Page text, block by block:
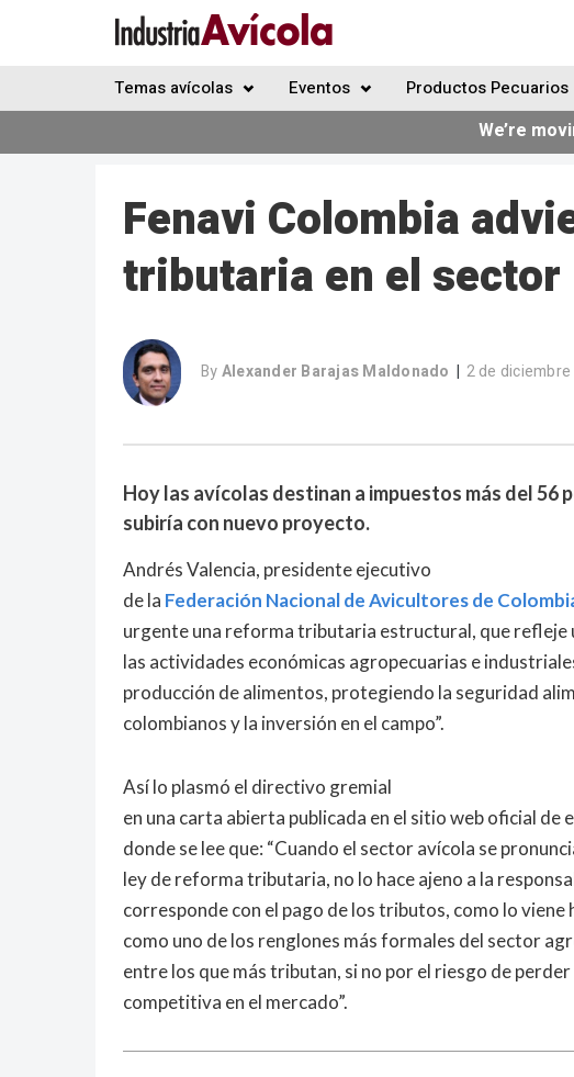
Temas avícolas Eventos Productos Pecuarios
We’re
Fenavi Colombia
tributaria en el sector
ByAlexander Barajas Maldonado | 2 de
Hoy las avícolas destinan a impuestos más del 56
subiría con nuevo proyecto.
Andrés Valencia, presidente ejecutivo
de la Federación Nacional de Avicultores de
urgente una reforma tributaria estructural, que refleje
las actividades económicas agropecuarias e
producción de alimentos, protegiendo la seguridad
colombianos y la inversión en el campo”.
Así lo plasmó el directivo gremial
en una carta abierta publicada en el sitio web oficial de
donde se lee que: “Cuando el sector avícola se
ley de reforma tributaria, no lo hace ajeno a la
corresponde con el pago de los tributos, como lo viene
como uno de los renglones más formales del sector
entre los que más tributan, si no por el riesgo de
competitiva en el mercado”.